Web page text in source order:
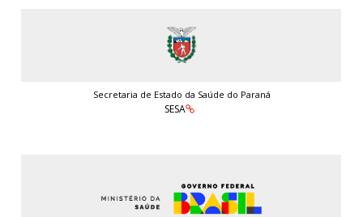
Secretaria de Estado da Saúde do Paraná
SESA